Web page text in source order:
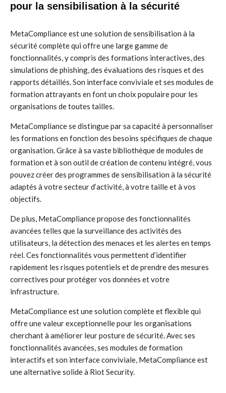
pour la sensibilisation à la sécurité
MetaCompliance est une solution de sensibilisation à la
sécurité complète qui offre une large gamme de
fonctionnalités, y compris des formations interactives, des
simulations de phishing, des évaluations des risques et des
rapports détaillés. Son interface conviviale et ses modules de
formation attrayants en font un choix populaire pour les
organisations de toutes tailles.
MetaCompliance se distingue par sa capacité à personnaliser
les formations en fonction des besoins spécifiques de chaque
organisation. Grâce à sa vaste bibliothèque de modules de
formation et à son outil de création de contenu intégré, vous
pouvez créer des programmes de sensibilisation à la sécurité
adaptés à votre secteur d’activité, à votre taille et à vos
objectifs.
De plus, MetaCompliance propose des fonctionnalités
avancées telles que la surveillance des activités des
utilisateurs, la détection des menaces et les alertes en temps
réel. Ces fonctionnalités vous permettent d’identifier
rapidement les risques potentiels et de prendre des mesures
correctives pour protéger vos données et votre
infrastructure.
MetaCompliance est une solution complète et flexible qui
offre une valeur exceptionnelle pour les organisations
cherchant à améliorer leur posture de sécurité. Avec ses
fonctionnalités avancées, ses modules de formation
interactifs et son interface conviviale, MetaCompliance est
une alternative solide à Riot Security.